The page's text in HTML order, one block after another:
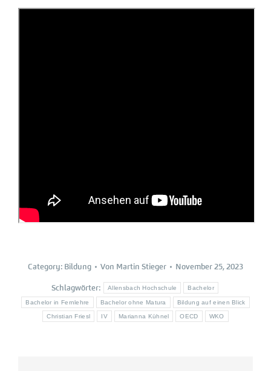
Category: Bildung Von Martin Stieger November 25, 2023
Schlagwörter: Allensbach Hochschule Bachelor
Bachelor in Fernlehre Bachelor ohne Matura Bildung auf einen Blick
Christian Friesl IV Marianna Kühnel OECD WKO